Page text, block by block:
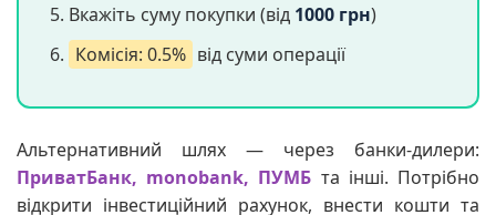
Вкажіть суму покупки (від 1000 грн)
Комісія: 0.5% від суми операції
Альтернативний шлях — через банки-дилери:
ПриватБанк, monobank, ПУМБ та інші. Потрібно
відкрити інвестиційний рахунок, внести кошти та